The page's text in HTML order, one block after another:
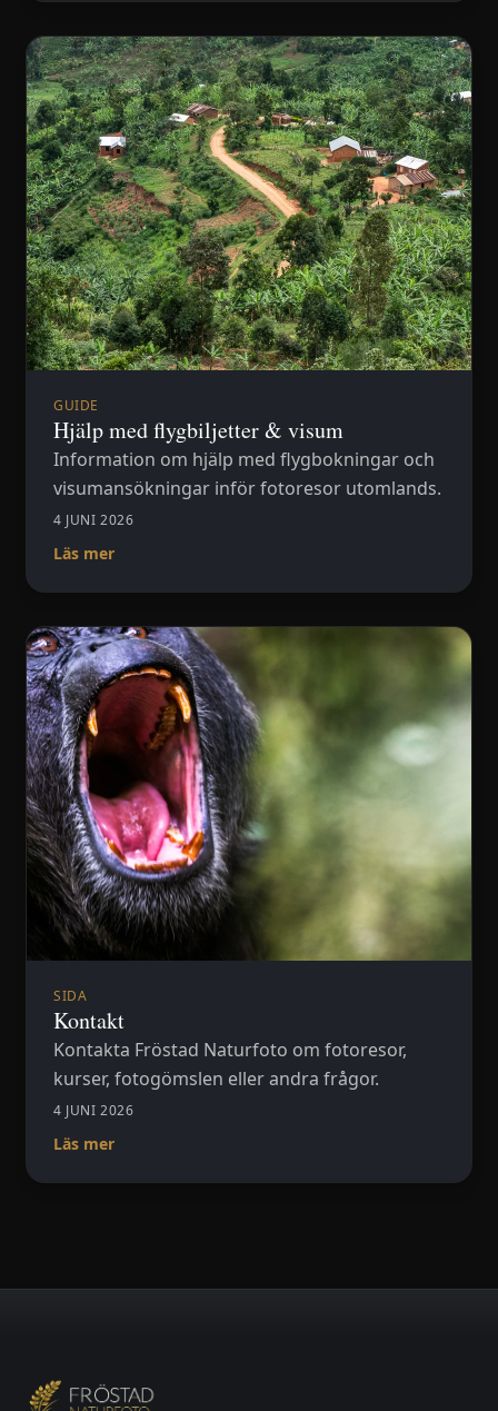
GUIDE
Hjälp med flygbiljetter & visum
Information om hjälp med flygbokningar och
visumansökningar inför fotoresor utomlands.
4 JUNI 2026
Läs mer
SIDA
Kontakt
Kontakta Fröstad Naturfoto om fotoresor,
kurser, fotogömslen eller andra frågor.
4 JUNI 2026
Läs mer